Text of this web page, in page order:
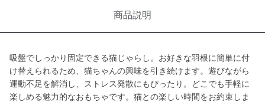
商品説明
吸盤でしっかり固定できる猫じゃらし。お好きな羽根に簡単に付
け替えられるため、猫ちゃんの興味を引き続けます。遊びながら
運動不足を解消し、ストレス発散にもぴったり。どこでも手軽に
楽しめる魅力的なおもちゃです。猫との楽しい時間をお約束しま